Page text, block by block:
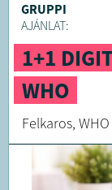
GRUPPI
AJÁNLAT:
1+1
WHO
Felkaros,